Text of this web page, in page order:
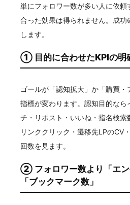
単にフォロワー数が多い人に依頼
合った効果は得られません。成功
します。
① 目的に合わせたKPIの明
ゴールが「認知拡大」か「購買・
指標が変わります。認知目的なら
チ・リポスト・いいね・指名検索
リンククリック・遷移先LPのCV
回数を見ます。
② フォロワー数より「エン
「ブックマーク数」